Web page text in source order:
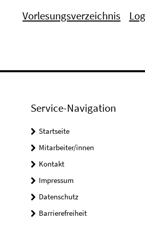
Vorlesungsverzeichnis
Service-Navigation
Startseite
Mitarbeiter/innen
Kontakt
Impressum
Datenschutz
Barrierefreiheit